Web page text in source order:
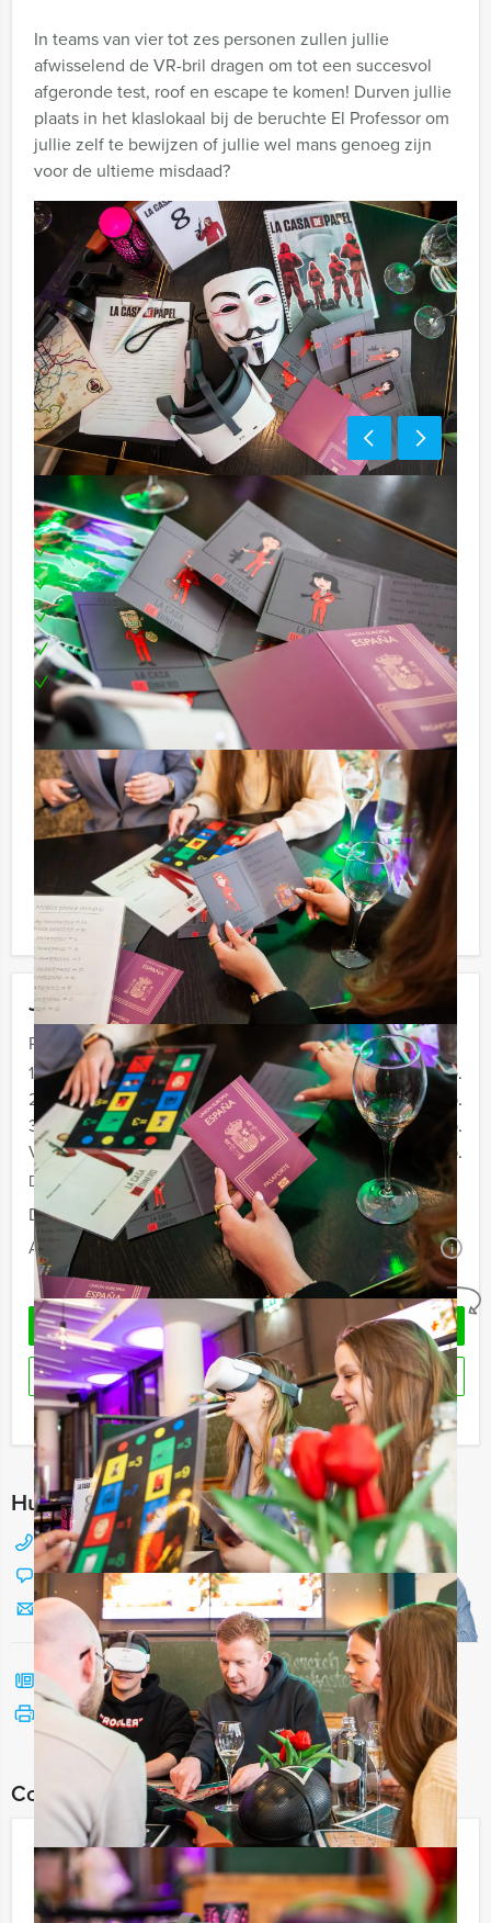
Jouw uitje
Prijs :
12 - 19 personen
€ 67,50 p.p.
20 - 29 personen
€ 64,50 p.p.
30 - 39 personen
€ 59,50 p.p.
Vanaf 40 personen
€ 57,50 p.p.
De prijzen zijn exclusief BTW
Duur:
3 uur
Aantal:
Minimaal 12 personen i
Geheel vrijblijvend
OFFERTE AANVRAGEN
RESERVEREN
Ik heb een vraag over dit uitje
Hulp nodig bij het kiezen?
088 428 81 17
Chat met Jeroen
Stuur ons een mailtje
Bel mij terug
Bekijk printbare versie
In teams van vier tot zes personen zullen jullie
afwisselend de VR-bril dragen om tot een succesvol
afgeronde test, roof en escape te komen! Durven jullie
plaats in het klaslokaal bij de beruchte El Professor om
jullie zelf te bewijzen of jullie wel mans genoeg zijn
voor de ultieme misdaad?
Inclusief:
Professionele begeleiding
Moderne VR-brillen
Uitgebreide lunch
Leuke prijs voor het winnende team
Te boeken op uw gewenste dag en tijdstip!
Bezorgkosten (meerprijs):
Assen € 100,- excl. BTW
Minder aantal personen?
Komen jullie niet aan het minimale aantal deelnemers
voor dit groepsuitje? Als je bereid bent voor het
minimale aantal te betalen, kan je ook gewoon voor
minder personen boeken.
Combineer dit uitje met:
Crime City Brunch Game in Delft
Vanaf€ 62,50 p.p. excl. BTW